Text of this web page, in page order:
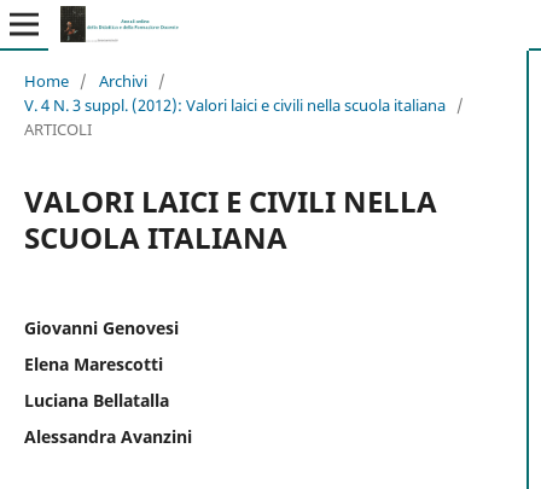
Home / Archivi /
V. 4 N. 3 suppl. (2012): Valori laici e civili nella scuola italiana /
ARTICOLI
VALORI LAICI E CIVILI NELLA
SCUOLA ITALIANA
Giovanni Genovesi
Elena Marescotti
Luciana Bellatalla
Alessandra Avanzini